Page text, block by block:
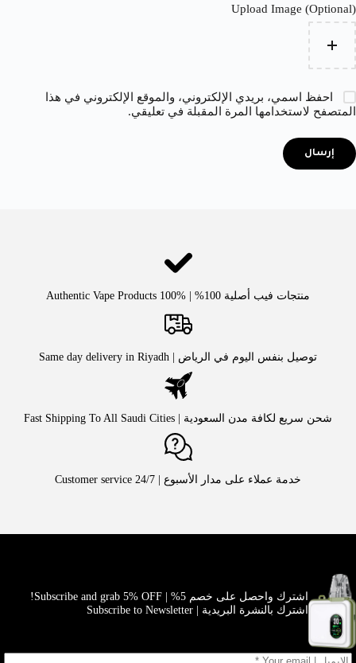
Upload Image (Optional)
احفظ اسمي، بريدي الإلكتروني، والموقع الإلكتروني في هذا
المتصفح لاستخدامها المرة المقبلة في تعليقي.
إرسال
منتجات فيب أصلية 100% | Authentic Vape Products 100%
توصيل بنفس اليوم في الرياض | Same day delivery in Riyadh
شحن سريع لكافة مدن السعودية | Fast Shipping To All Saudi Cities
خدمة عملاء على مدار الأسبوع | Customer service 24/7
اشترك واحصل على خصم 5% | Subscribe and grab 5% OFF!
اشترك بالنشرة البريدية | Subscribe to Newsletter